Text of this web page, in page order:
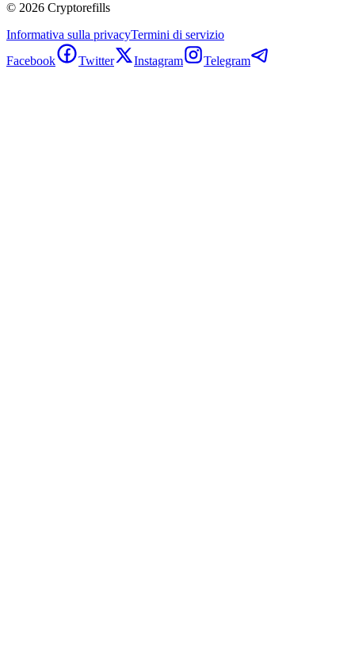
© 2026 Cryptorefills
Informativa sulla privacyTermini di servizio
Facebook
Twitter Instagram Telegram